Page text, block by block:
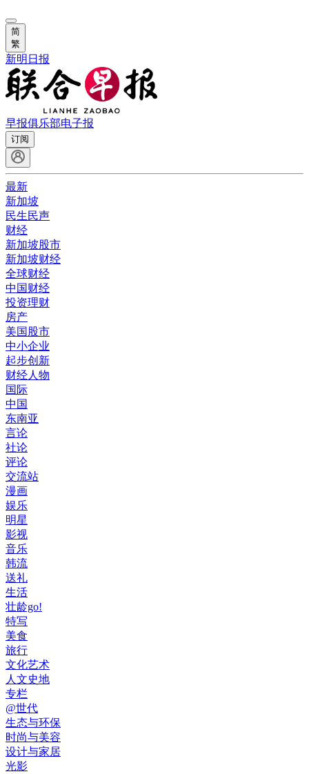
简
繁
新明日报
早报俱乐部电子报
订阅
最新
新加坡
民生民声
财经
新加坡股市
新加坡财经
全球财经
中国财经
投资理财
房产
美国股市
中小企业
起步创新
财经人物
国际
中国
东南亚
言论
社论
评论
交流站
漫画
娱乐
明星
影视
音乐
韩流
送礼
生活
壮龄go!
特写
美食
旅行
文化艺术
人文史地
专栏
@世代
生态与环保
时尚与美容
设计与家居
光影